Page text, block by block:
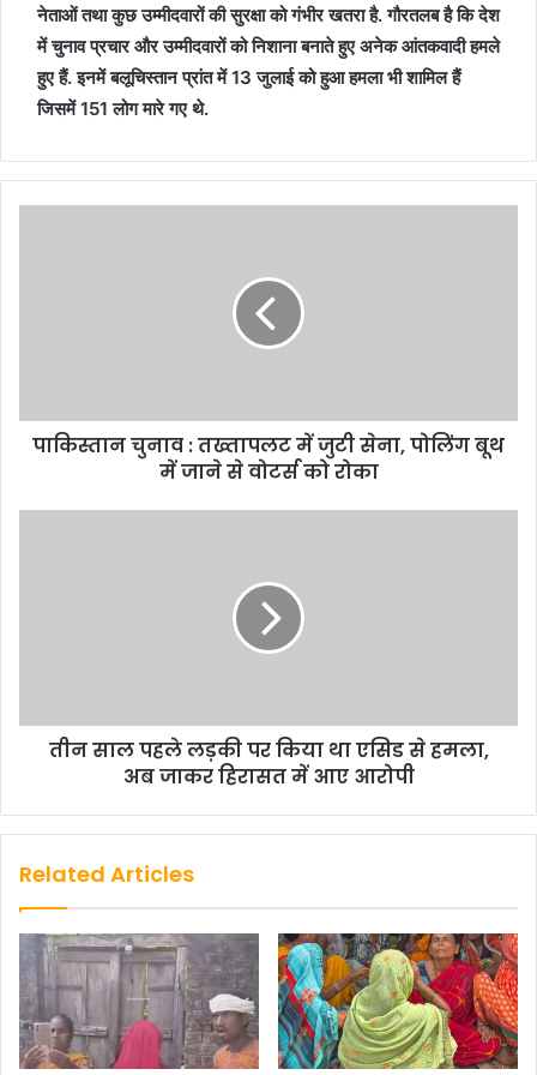
नेताओं तथा कुछ उम्मीदवारों की सुरक्षा को गंभीर खतरा है. गौरतलब है कि देश
में चुनाव प्रचार और उम्मीदवारों को निशाना बनाते हुए अनेक आंतकवादी हमले
हुए हैं. इनमें बलूचिस्तान प्रांत में 13 जुलाई को हुआ हमला भी शामिल हैं
जिसमें 151 लोग मारे गए थे.
पाकिस्तान चुनाव : तख्तापलट में जुटी सेना, पोलिंग बूथ
में जाने से वोटर्स को रोका
तीन साल पहले लड़की पर किया था एसिड से हमला,
अब जाकर हिरासत में आए आरोपी
Related Articles